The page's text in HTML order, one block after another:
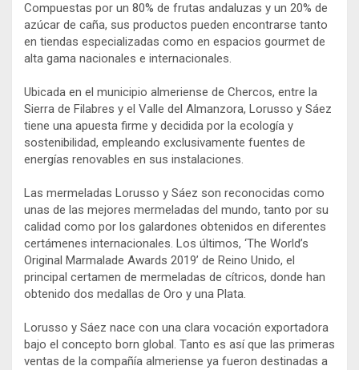
Compuestas por un 80% de frutas andaluzas y un 20% de
azúcar de caña, sus productos pueden encontrarse tanto
en tiendas especializadas como en espacios gourmet de
alta gama nacionales e internacionales.
Ubicada en el municipio almeriense de Chercos, entre la
Sierra de Filabres y el Valle del Almanzora, Lorusso y Sáez
tiene una apuesta firme y decidida por la ecología y
sostenibilidad, empleando exclusivamente fuentes de
energías renovables en sus instalaciones.
Las mermeladas Lorusso y Sáez son reconocidas como
unas de las mejores mermeladas del mundo, tanto por su
calidad como por los galardones obtenidos en diferentes
certámenes internacionales. Los últimos, ‘The World’s
Original Marmalade Awards 2019’ de Reino Unido, el
principal certamen de mermeladas de cítricos, donde han
obtenido dos medallas de Oro y una Plata.
Lorusso y Sáez nace con una clara vocación exportadora
bajo el concepto born global. Tanto es así que las primeras
ventas de la compañía almeriense ya fueron destinadas a